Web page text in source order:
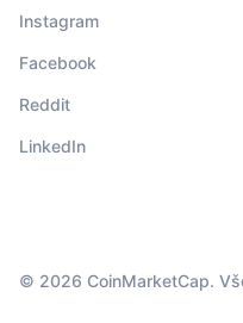
Instagram
Facebook
Reddit
LinkedIn
© 2026 CoinMarketCap.